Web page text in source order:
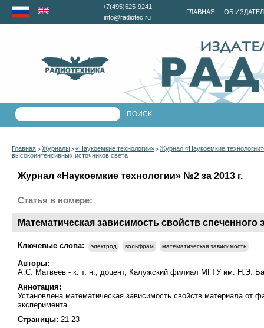
ГЛАВНАЯ ОБ
+7(495)625-9241
info@radiotec.ru
Главная > Журналы > «Наукоемкие технологии» > Журнал «Наукоемкие
высокоинтенсивных источников света
Журнал «Наукоемкие технологии» №2 за 2013 г.
Статья в номере:
Математическая зависимость свойств
Ключевые слова: электрод вольфрам математическая зависимость
Авторы:
А.С. Матвеев - к. т. н., доцент, Калужский филиал МГТУ им. Н.Э.
Аннотация:
Установлена математическая зависимость свойств материала от
эксперимента.
Страницы: 21-23